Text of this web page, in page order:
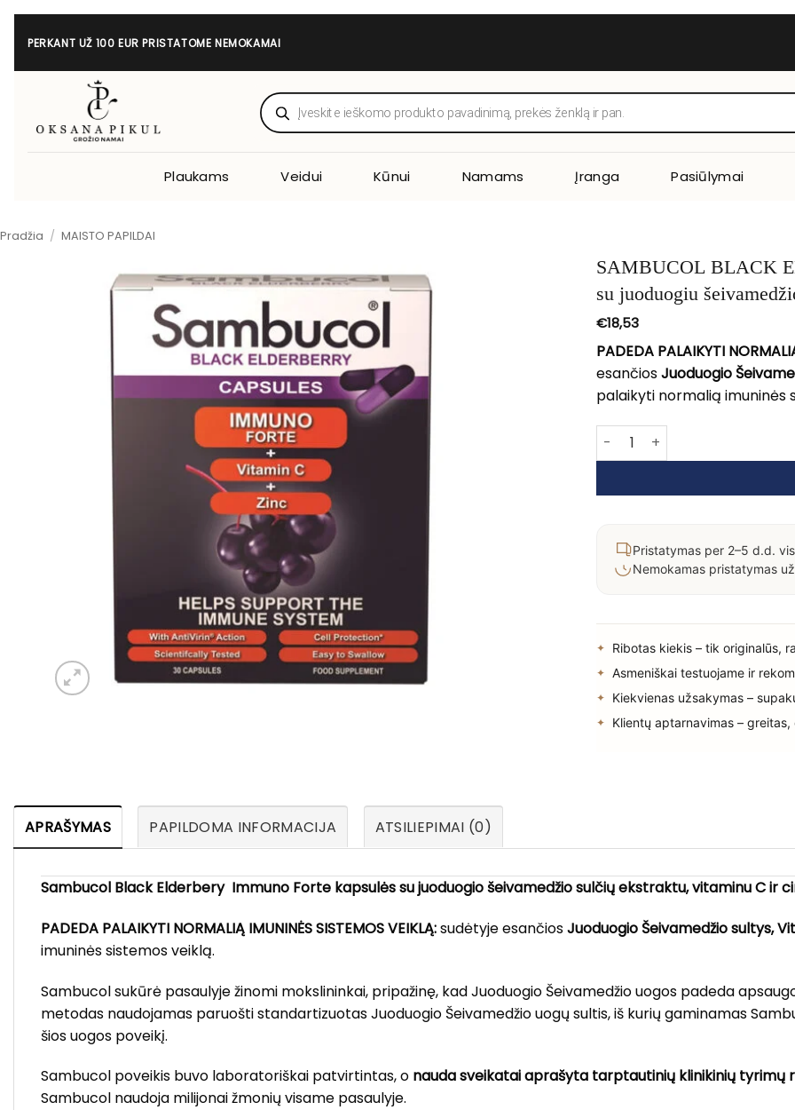
Skip
PERKANT UŽ 100 EUR PRISTATOME NEMOKAMAI
Products
search
Plaukams Veidui Kūnui Namams Įranga Pasiūlymai
Pradžia / MAISTO PAPILDAI
SAMBUCOL BLACK
su juoduogiu
kapsulių
€18,53
PADEDA PALAIKYTI
esančiosJuoduogio
palaikyti normalią imuninės
produkto kiekis: SAMBUCOL
Pristatymas per 2–5 d.d.
Nemokamas pristatymas
Ribotas kiekis – tik originalūs,
Asmeniškai testuojame ir
Kiekvienas užsakymas –
Klientų aptarnavimas –
APRAŠYMAS PAPILDOMA INFORMACIJA ATSILIEPIMAI (0)
Sambucol Black Elderbery Immuno Forte kapsulės sujuoduogio šeivamedžio sulčių ekstraktu, vitaminu C ir
PADEDA PALAIKYTI NORMALIĄ IMUNINĖS SISTEMOS VEIKLĄ:sudėtyje esančiosJuoduogio Šeivamedžio sultys,
imuninės sistemos veiklą.
Sambucol sukūrė pasaulyje žinomi mokslininkai, pripažinę, kad Juoduogio Šeivamedžio uogos padeda
metodas naudojamas paruošti standartizuotas Juoduogio Šeivamedžio uogų sultis, iš kurių gaminamas
šios uogos poveikį.
Sambucol poveikis buvo laboratoriškai patvirtintas, o nauda sveikatai aprašyta tarptautinių klinikinių tyrimų
Sambucol naudoja milijonai žmonių visame pasaulyje.